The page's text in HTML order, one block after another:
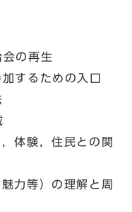
の再生
するための入口
体験，住民との関
力等）の理解と周